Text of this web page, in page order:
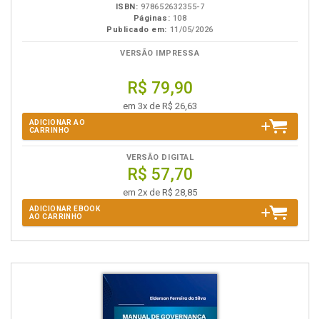
ISBN: 978652632355-7
Páginas: 108
Publicado em: 11/05/2026
VERSÃO IMPRESSA
R$ 79,90
em 3x de R$ 26,63
ADICIONAR AO
CARRINHO
VERSÃO DIGITAL
R$ 57,70
em 2x de R$ 28,85
ADICIONAR EBOOK
AO CARRINHO